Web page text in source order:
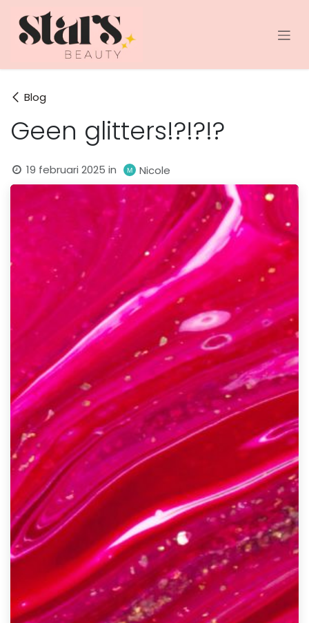
Blog
Geen glitters!?!?!?
19 februari 2025 in Nicole